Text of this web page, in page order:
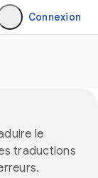
Connexion
le
traductions